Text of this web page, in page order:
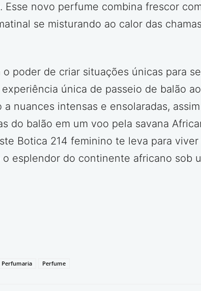
novo perfume combina frescor
se misturando ao calor das
poder de criar situações únicas para
única de passeio de balão
nuances intensas e ensolaradas,
do balão em um voo pela savana
Botica 214 feminino te leva para
esplendor do continente africano sob
Perfumaria Perfume